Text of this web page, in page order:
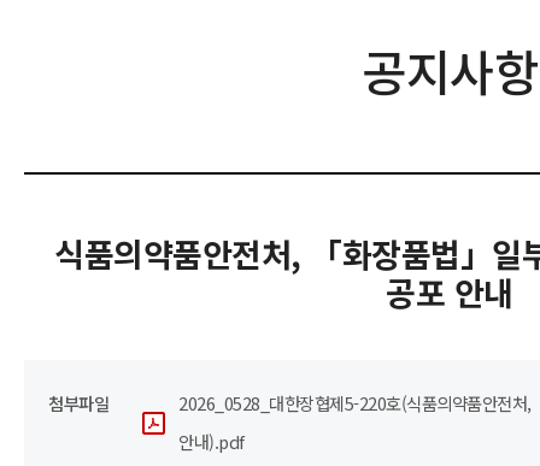
공지사항
식품의약품안전처, 「화장품법」
공포 안내
첨부파일
2026_0528_대한장협제5-220호(식품의약품안전처
안내).pdf